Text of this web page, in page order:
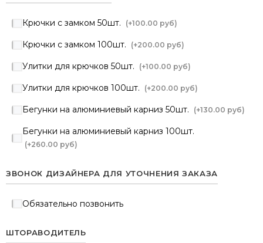
Крючки с замком 50шт. (+100.00 руб)
Крючки с замком 100шт. (+200.00 руб)
Улитки для крючков 50шт. (+100.00 руб)
Улитки для крючков 100шт. (+200.00 руб)
Бегунки на алюминиевый карниз 50шт. (+130.00 руб)
Бегунки на алюминиевый карниз 100шт.
(+260.00 руб)
ЗВОНОК ДИЗАЙНЕРА ДЛЯ УТОЧНЕНИЯ ЗАКАЗА
Обязательно позвонить
ШТОРАВОДИТЕЛЬ